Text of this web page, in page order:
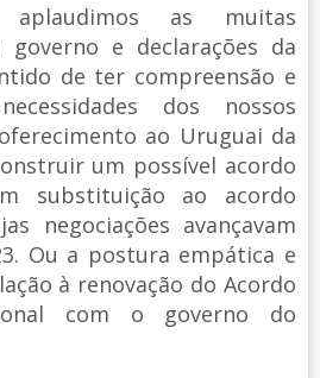
aplaudimos as muitas
e declarações da
de ter compreensão e
dos nossos
ao Uruguai da
um possível acordo
substituição ao acordo
negociações avançavam
Ou a postura empática e
à renovação do Acordo
com o governo do